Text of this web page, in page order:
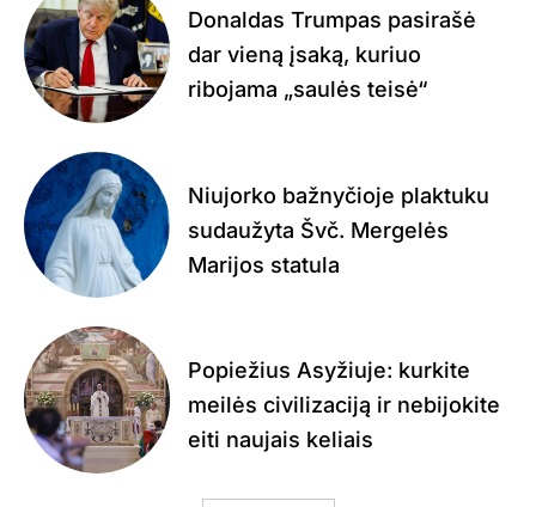
Donaldas Trumpas pasirašė
dar vieną įsaką, kuriuo
ribojama „saulės teisė“
Niujorko bažnyčioje plaktuku
sudaužyta Švč. Mergelės
Marijos statula
Popiežius Asyžiuje: kurkite
meilės civilizaciją ir nebijokite
eiti naujais keliais